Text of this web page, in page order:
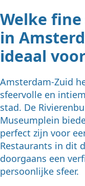
Welke
in
ideaal
Amsterdam-Zuid
sfeervolle en
stad. De
Museumplein
perfect zijn voor
Restaurants in dit
doorgaans een
persoonlijke sfeer.